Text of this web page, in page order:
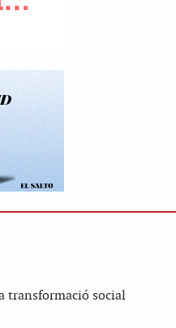
transformació social